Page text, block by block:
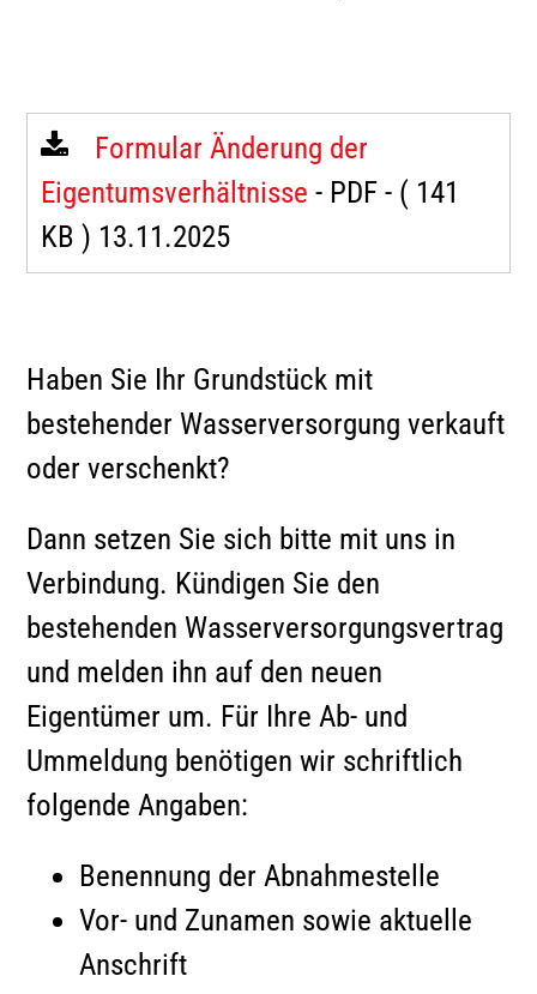
Formular Änderung der
Eigentumsverhältnisse - PDF - ( 141
KB ) 13.11.2025
Haben Sie Ihr Grundstück mit
bestehender Wasserversorgung verkauft
oder verschenkt?
Dann setzen Sie sich bitte mit uns in
Verbindung. Kündigen Sie den
bestehenden Wasserversorgungsvertrag
und melden ihn auf den neuen
Eigentümer um. Für Ihre Ab- und
Ummeldung benötigen wir schriftlich
folgende Angaben:
Benennung der Abnahmestelle
Vor- und Zunamen sowie aktuelle
Anschrift